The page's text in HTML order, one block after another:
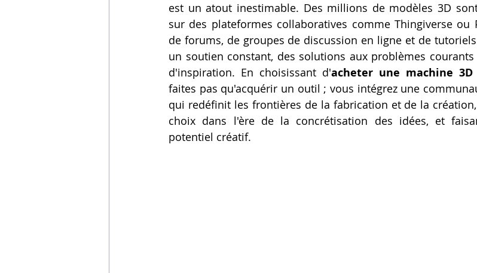
est un atout inestimable. Des millions de modèles 3D
sur des plateformes collaboratives comme Thingiverse ou
de forums, de groupes de discussion en ligne et de
un soutien constant, des solutions aux problèmes
d'inspiration. En choisissant d'acheter une machine
faites pas qu'acquérir un outil ; vous intégrez une
qui redéfinit les frontières de la fabrication et de la
choix dans l'ère de la concrétisation des idées, et
potentiel créatif.